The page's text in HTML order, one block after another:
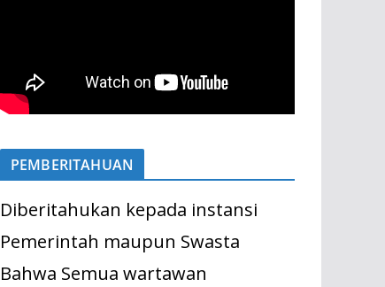
PEMBERITAHUAN
Diberitahukan kepada instansi
Pemerintah maupun Swasta
Bahwa Semua wartawan